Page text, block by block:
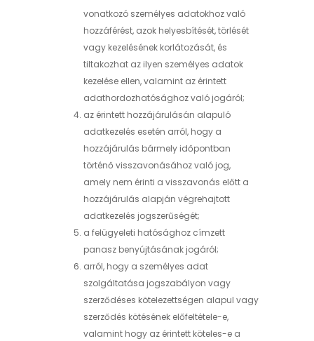
vonatkozó személyes adatokhoz való
hozzáférést, azok helyesbítését, törlését
vagy kezelésének korlátozását, és
tiltakozhat az ilyen személyes adatok
kezelése ellen, valamint az érintett
adathordozhatósághoz való jogáról;
az érintett hozzájárulásán alapuló
adatkezelés esetén arról, hogy a
hozzájárulás bármely időpontban
történő visszavonásához való jog,
amely nem érinti a visszavonás előtt a
hozzájárulás alapján végrehajtott
adatkezelés jogszerűségét;
a felügyeleti hatósághoz címzett
panasz benyújtásának jogáról;
arról, hogy a személyes adat
szolgáltatása jogszabályon vagy
szerződéses kötelezettségen alapul vagy
szerződés kötésének előfeltétele-e,
valamint hogy az érintett köteles-e a